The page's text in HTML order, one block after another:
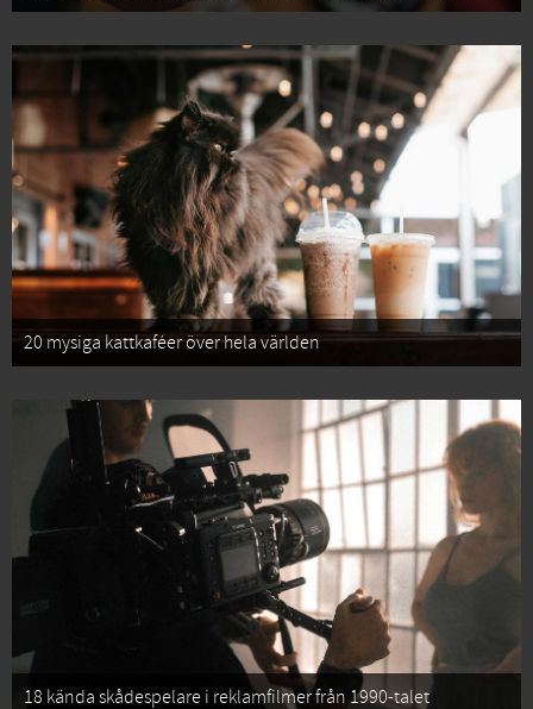
20 mysiga kattkaféer över hela världen
18 kända skådespelare i reklamfilmer från 1990-talet